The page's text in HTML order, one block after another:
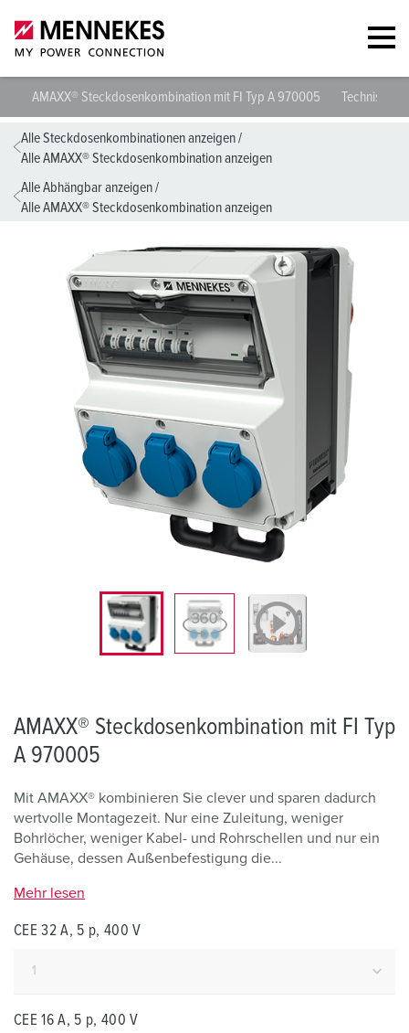
AMAXX® Steckdosenkombination mit FI Typ A 970005 Technische
Alle Steckdosenkombinationen anzeigen/
Alle AMAXX® Steckdosenkombination anzeigen
Alle Abhängbar anzeigen/
Alle AMAXX® Steckdosenkombination anzeigen
AMAXX® Steckdosenkombination mit FI Typ
A 970005
Mit AMAXX® kombinieren Sie clever und sparen dadurch
wertvolle Montagezeit. Nur eine Zuleitung, weniger
Bohrlöcher, weniger Kabel- und Rohrschellen und nur ein
Gehäuse, dessen Außenbefestigung die...
Mehr lesen
CEE 32 A, 5 p, 400 V
CEE 16 A, 5 p, 400 V